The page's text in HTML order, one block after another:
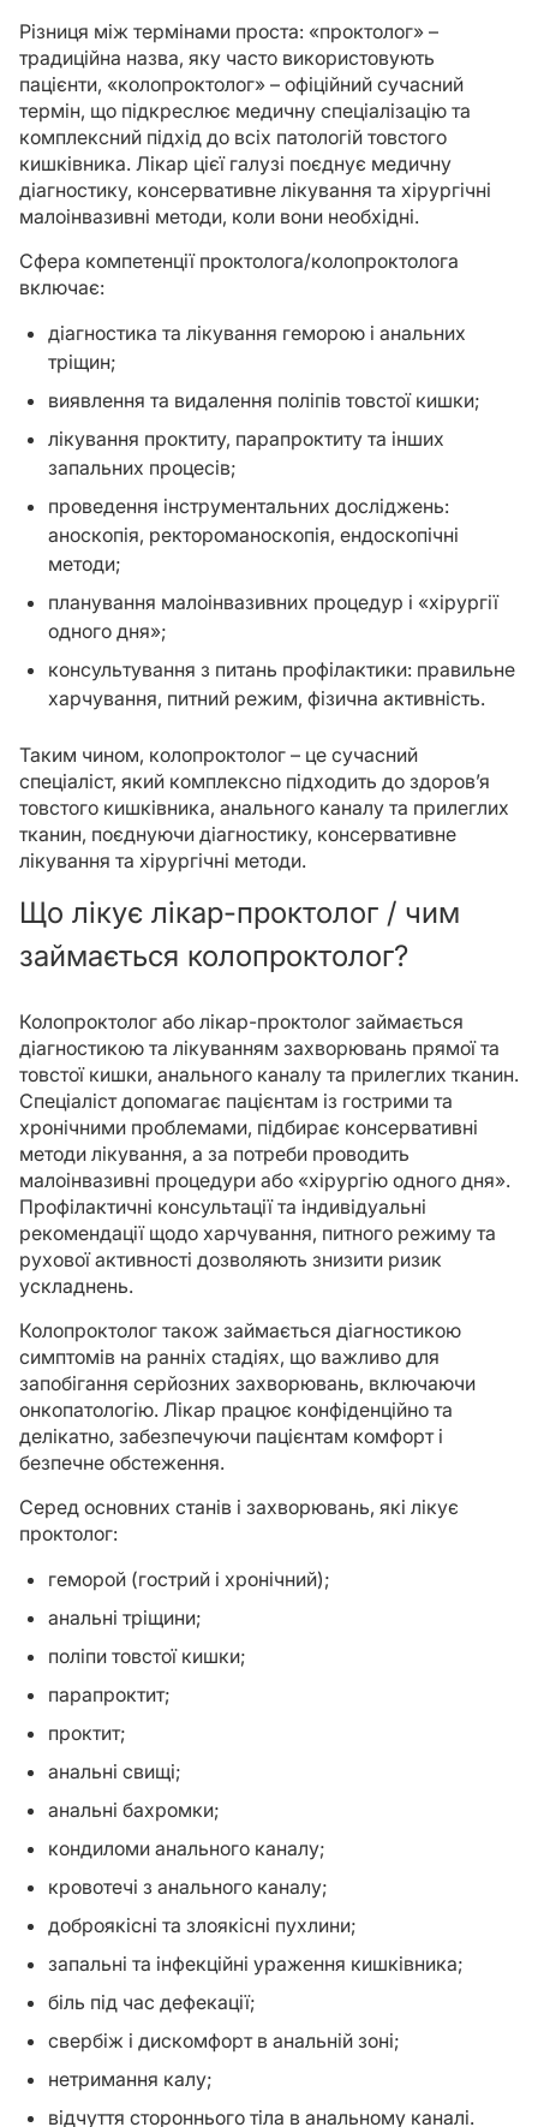
Різниця між термінами проста: «проктолог» –
традиційна назва, яку часто використовують
пацієнти, «колопроктолог» – офіційний сучасний
термін, що підкреслює медичну спеціалізацію та
комплексний підхід до всіх патологій товстого
кишківника. Лікар цієї галузі поєднує медичну
діагностику, консервативне лікування та хірургічні
малоінвазивні методи, коли вони необхідні.
Сфера компетенції проктолога/колопроктолога
включає:
діагностика та лікування геморою і анальних
тріщин;
виявлення та видалення поліпів товстої кишки;
лікування проктиту, парапроктиту та інших
запальних процесів;
проведення інструментальних досліджень:
аноскопія, ректороманоскопія, ендоскопічні
методи;
планування малоінвазивних процедур і «хірургії
одного дня»;
консультування з питань профілактики: правильне
харчування, питний режим, фізична активність.
Таким чином, колопроктолог – це сучасний
спеціаліст, який комплексно підходить до здоров’я
товстого кишківника, анального каналу та прилеглих
тканин, поєднуючи діагностику, консервативне
лікування та хірургічні методи.
Що лікує лікар-проктолог / чим
займається колопроктолог?
Колопроктолог або лікар-проктолог займається
діагностикою та лікуванням захворювань прямої та
товстої кишки, анального каналу та прилеглих тканин.
Спеціаліст допомагає пацієнтам із гострими та
хронічними проблемами, підбирає консервативні
методи лікування, а за потреби проводить
малоінвазивні процедури або «хірургію одного дня».
Профілактичні консультації та індивідуальні
рекомендації щодо харчування, питного режиму та
рухової активності дозволяють знизити ризик
ускладнень.
Колопроктолог також займається діагностикою
симптомів на ранніх стадіях, що важливо для
запобігання серйозних захворювань, включаючи
онкопатологію. Лікар працює конфіденційно та
делікатно, забезпечуючи пацієнтам комфорт і
безпечне обстеження.
Серед основних станів і захворювань, які лікує
проктолог:
геморой (гострий і хронічний);
анальні тріщини;
поліпи товстої кишки;
парапроктит;
проктит;
анальні свищі;
анальні бахромки;
кондиломи анального каналу;
кровотечі з анального каналу;
доброякісні та злоякісні пухлини;
запальні та інфекційні ураження кишківника;
біль під час дефекації;
свербіж і дискомфорт в анальній зоні;
нетримання калу;
відчуття стороннього тіла в анальному каналі.